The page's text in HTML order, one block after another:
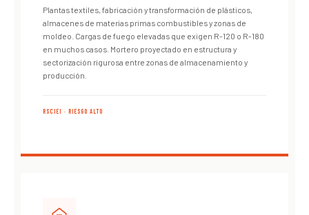
Plantas textiles, fabricación y transformación de plásticos,
almacenes de materias primas combustibles y zonas de
moldeo. Cargas de fuego elevadas que exigen R-120 o R-180
en muchos casos. Mortero proyectado en estructura y
sectorización rigurosa entre zonas de almacenamiento y
producción.
RSCIEI · RIESGO ALTO